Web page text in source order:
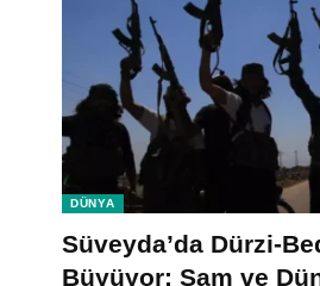
DÜNYA
Süveyda’da Dürzi-
Büyüyor: Şam ve